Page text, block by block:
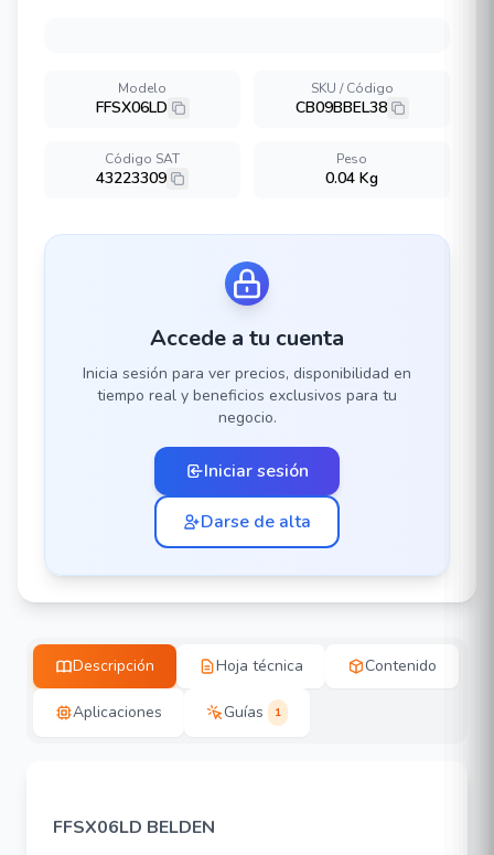
Modelo
FFSX06LD
SKU / Código
CB09BBEL38
Código SAT
43223309
Peso
0.04 Kg
Accede a tu cuenta
Inicia sesión para ver precios, disponibilidad en
tiempo real y beneficios exclusivos para tu
negocio.
Iniciar sesión
Darse de alta
Descripción Hoja técnica Contenido
Aplicaciones Guías 1
FFSX06LD BELDEN